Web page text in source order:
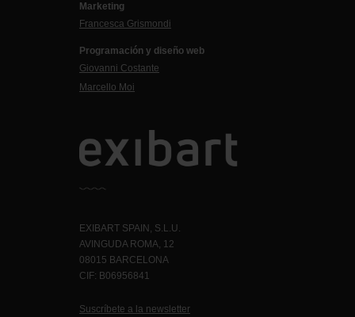
Marketing
Francesca Grismondi
Programación y diseño web
Giovanni Costante
Marcello Moi
EXIBART SPAIN, S.L.U.
AVINGUDA ROMA, 12
08015 BARCELONA
CIF: B06956841
Suscríbete a la newsletter